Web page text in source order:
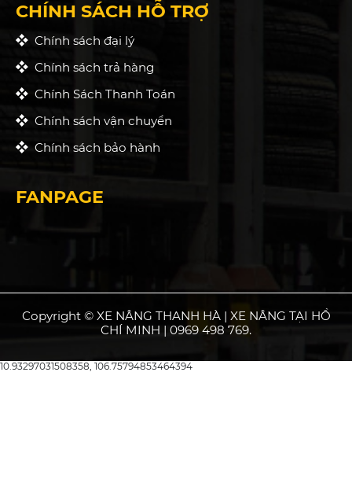
CHÍNH SÁCH HỖ TRỢ
Chính sách đại lý
Chính sách trả hàng
Chính Sách Thanh Toán
Chính sách vận chuyển
Chính sách bảo hành
FANPAGE
Copyright © XE NÂNG THANH HÀ | XE NÂNG TẠI HỒ
CHÍ MINH | 0969 498 769.
10.93297031508358, 106.75794853464394